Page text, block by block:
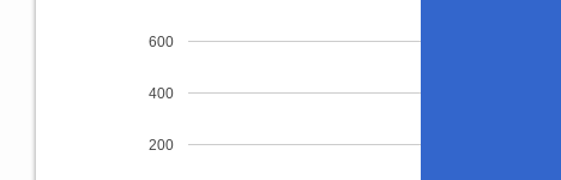
200
400
600